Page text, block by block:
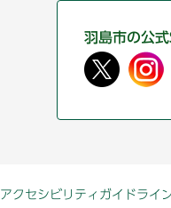
羽島市の公式
アクセシビリティガイドライ